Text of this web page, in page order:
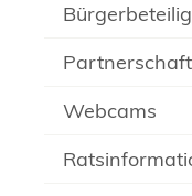
Webcams